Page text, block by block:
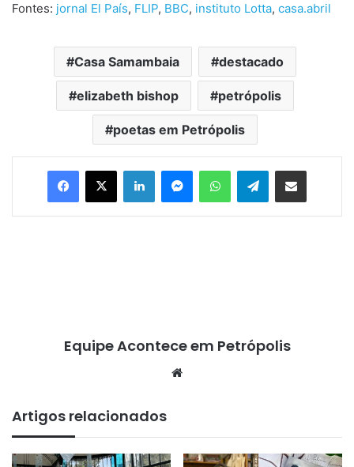
Fontes: jornal El País, FLIP, BBC, instituto Lotta, casa.abril
Casa Samambaia destacado
elizabeth bishop petrópolis
poetas em Petrópolis
Telegram
Equipe Acontece em Petrópolis
Artigos relacionados